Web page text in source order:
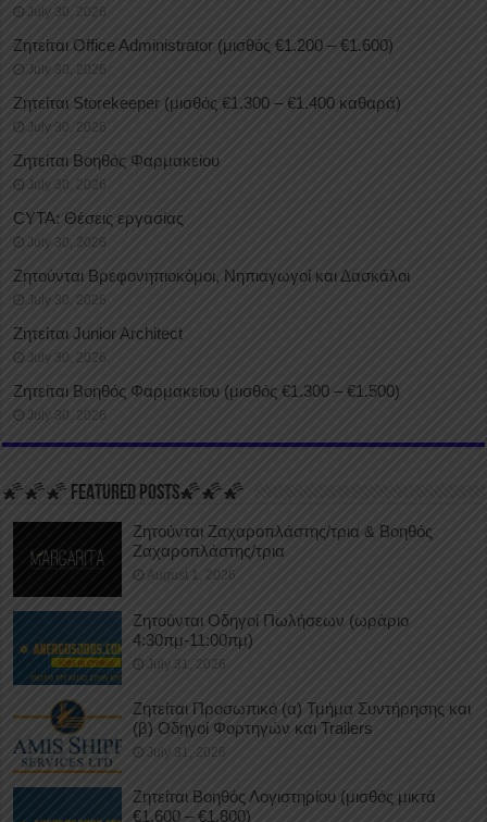
July 30, 2026
Ζητείται Office Administrator (μισθός €1.200 – €1.600)
July 30, 2026
Ζητείται Storekeeper (μισθός €1.300 – €1.400 καθαρά)
July 30, 2026
Ζητείται Βοηθός Φαρμακείου
July 30, 2026
CYTA: Θέσεις εργασίας
July 30, 2026
Ζητούνται Βρεφονηπιοκόμοι, Νηπιαγωγοί και Δασκάλοι
July 30, 2026
Ζητείται Junior Architect
July 30, 2026
Ζητείται Βοηθός Φαρμακείου (μισθός €1.300 – €1.500)
July 30, 2026
🌠🌠🌠 FEATURED POSTS🌠🌠🌠
Ζητούνται Ζαχαροπλάστης/τρια & Βοηθός
Ζαχαροπλάστης/τρια
August 1, 2026
Ζητούνται Οδηγοί Πωλήσεων (ωράριο
4:30πμ-11:00πμ)
July 31, 2026
Ζητείται Προσωπικό (α) Τμήμα Συντήρησης και
(β) Οδηγοί Φορτηγών και Trailers
July 31, 2026
Ζητείται Βοηθός Λογιστηρίου (μισθός μικτά
€1.600 – €1.800)